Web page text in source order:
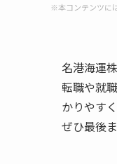
※本コンテンツに
名港海運
転職や就
かりやす
ぜひ最後